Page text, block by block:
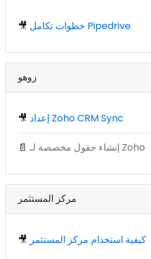
🎥 خطوات تكامل Pipedrive
زوهو
🎥 إعداد Zoho CRM Sync
📄 إنشاء حقول مخصصة لـ Zoho
مركز المستثمر
🎥 كيفية استخدام مركز المستثمر